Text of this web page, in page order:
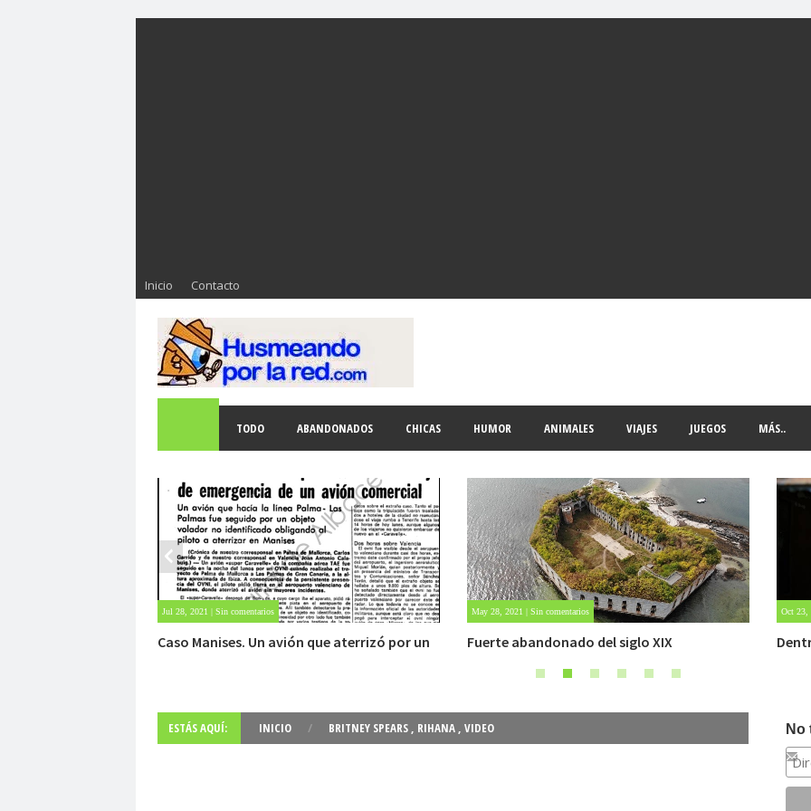
Inicio Contacto
TODO ABANDONADOS CHICAS HUMOR ANIMALES VIAJES JUEGOS MÁS..
May 28, 2021 | Sin comentarios
Fuerte abandonado del siglo XIX
Oct 23, 2020 | Sin comentarios
Dentro de un manicomio abandonado
Oct 22,
ESTÁS AQUÍ: INICIO / BRITNEY SPEARS , RIHANA , VIDEO No